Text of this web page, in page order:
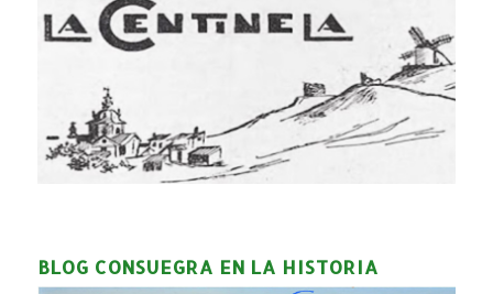
BLOG CONSUEGRA EN LA HISTORIA